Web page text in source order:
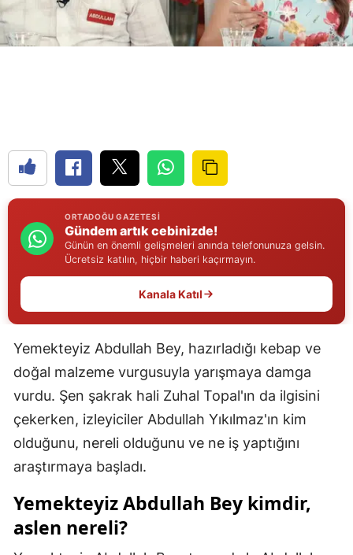
Çankırı
Edirne
Erzincan
Erzurum
Eskişehir
Gaziantep
Giresun
Gümüşhane
Hakkari
Hatay
ORTADOĞU GAZETESI
Gündem artık cebinizde!
Günün en önemli gelişmeleri anında telefonunuza gelsin.
Ücretsiz katılın, hiçbir haberi kaçırmayın.
Kanala Katıl
Yemekteyiz Abdullah Bey, hazırladığı kebap ve
doğal malzeme vurgusuyla yarışmaya damga
vurdu. Şen şakrak hali Zuhal Topal'ın da ilgisini
çekerken, izleyiciler Abdullah Yıkılmaz'ın kim
olduğunu, nereli olduğunu ve ne iş yaptığını
araştırmaya başladı.
Yemekteyiz Abdullah Bey kimdir,
aslen nereli?